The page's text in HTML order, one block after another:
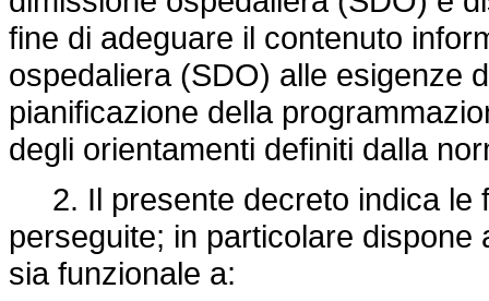
fine di adeguare il contenuto
ospedaliera (SDO) alle esigenze
pianificazione della
degli orientamenti definiti dalla
2. Il presente decreto indica le
perseguite; in particolare
sia funzionale a: